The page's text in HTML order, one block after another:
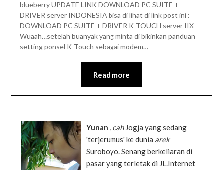
blueberry UPDATE LINK DOWNLOAD PC SUITE +
DRIVER server INDONESIA bisa di lihat di link post ini :
DOWNLOAD PC SUITE + DRIVER K-TOUCH server IIX
Wuaah…setelah buanyak yang minta di bikinkan panduan
setting ponsel K-Touch sebagai modem…
Read more
Yunan , cahJogja yang sedang
'terjerumus' ke dunia arek
Suroboyo. Senang berkeliaran di
pasar yang terletak di JL.Internet